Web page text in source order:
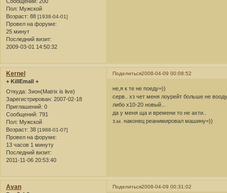
Сообщений: 200
Пол: Мужской
Возраст: 88 [1938-04-01]
Провел на форуме:
25 минут
Последний визит:
2009-03-01 14:50:32
Поделиться2008-04-09 00:08:52
Kernel
+ KillEmall +
Откуда: Зион(Matrix is live)
Зарегистрирован: 2007-02-18
Приглашений: 0
Сообщений: 791
Пол: Мужской
Возраст: 38 [1988-01-07]
Провел на форуме:
13 часов 1 минуту
Последний визит:
2011-11-06 20:53:40
не,я к те не поеду=))
серв.. хз чет меня лоурейт больше не
либо х10-20 новый...
да у меня ща и времени то не ахти..
з.ы. наконец реанимировал машину=))
Поделиться2008-04-09 00:31:02
Avan